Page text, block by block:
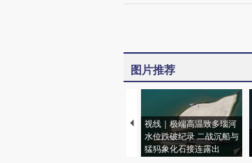
图片推荐
视线｜极端高温致多瑙河
水位跌破纪录 二战沉船与
猛犸象化石接连露出